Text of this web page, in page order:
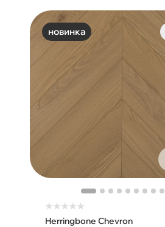
новинка
★★★★★
Herringbone Chevron